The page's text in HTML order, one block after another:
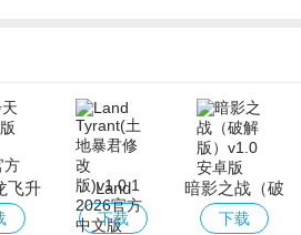
飞升
Land
Tyrant(土地暴
下载
暗影之战（破
解版）
下载